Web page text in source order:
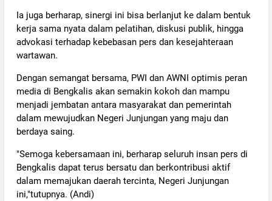
Ia juga berharap, sinergi ini bisa berlanjut ke dalam bentuk
kerja sama nyata dalam pelatihan, diskusi publik, hingga
advokasi terhadap kebebasan pers dan kesejahteraan
wartawan.
Dengan semangat bersama, PWI dan AWNI optimis peran
media di Bengkalis akan semakin kokoh dan mampu
menjadi jembatan antara masyarakat dan pemerintah
dalam mewujudkan Negeri Junjungan yang maju dan
berdaya saing.
"Semoga kebersamaan ini, berharap seluruh insan pers di
Bengkalis dapat terus bersatu dan berkontribusi aktif
dalam memajukan daerah tercinta, Negeri Junjungan
ini,"tutupnya. (Andi)